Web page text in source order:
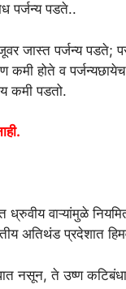
पर्जन्य पडते..
जास्त पर्जन्य पडते;
होते व
कमी पडतो.
वाऱ्यांमुळे
अतिथंड प्रदेशात
नसून, ते उष्ण